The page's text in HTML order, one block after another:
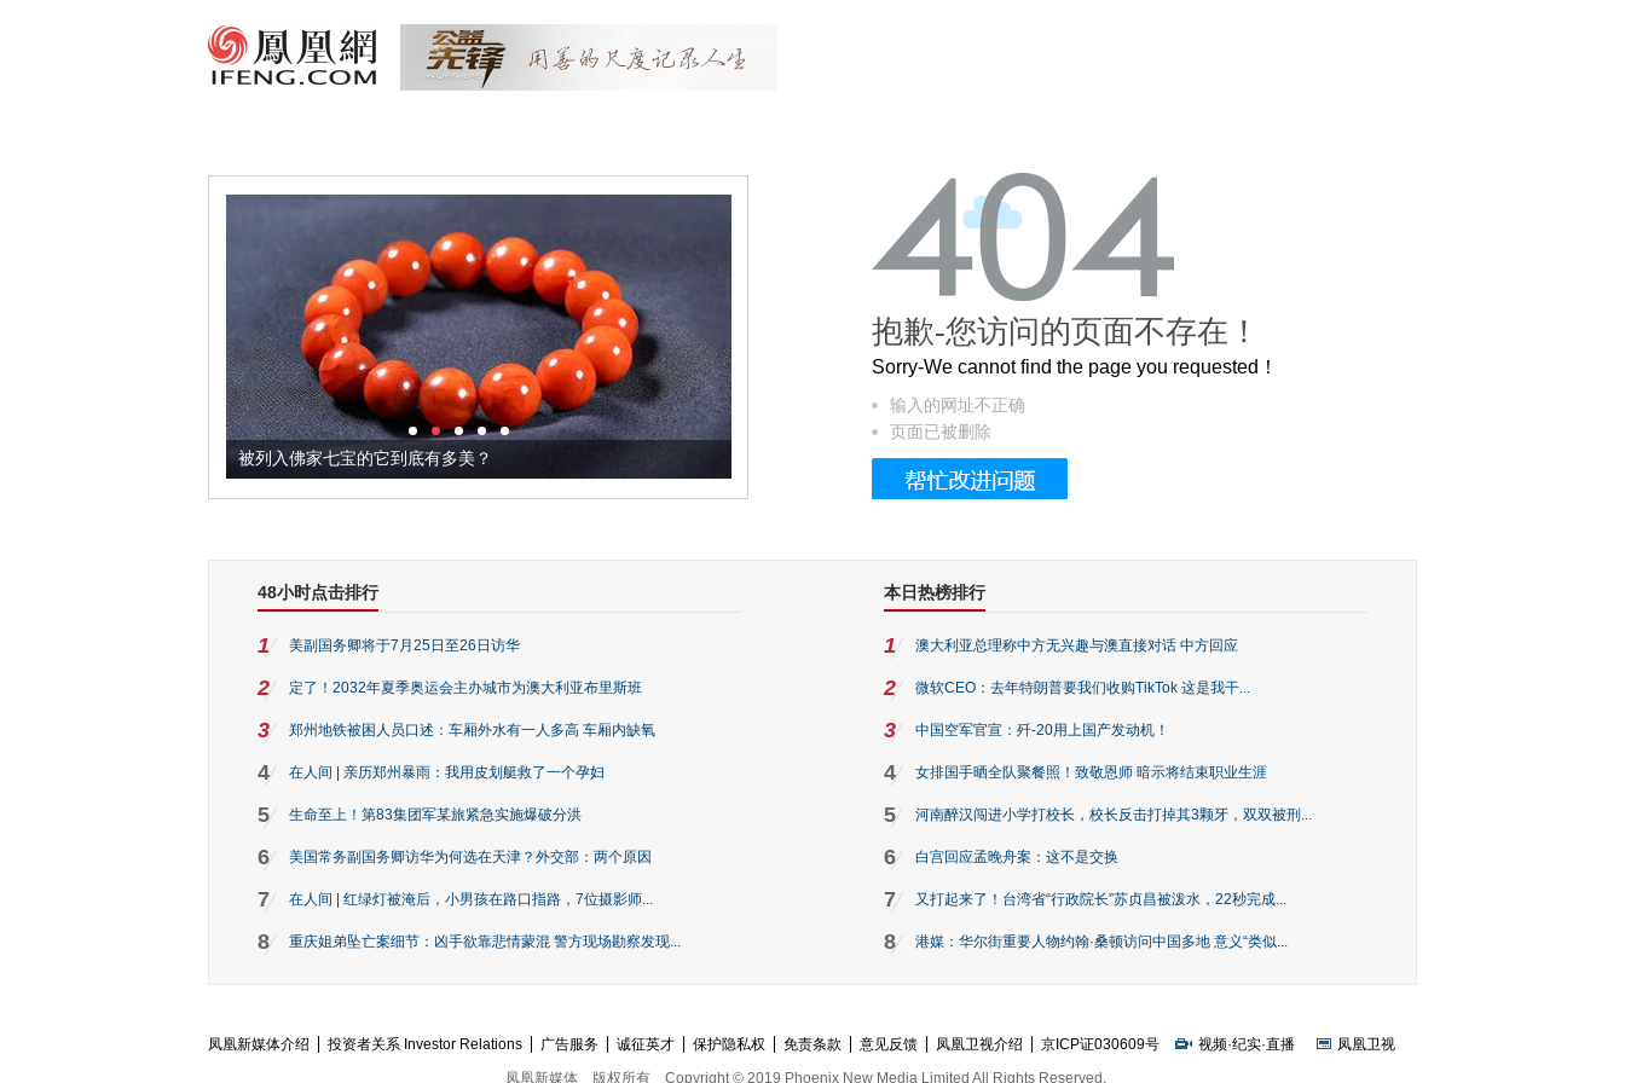
被列入佛家七宝的它到底有多美？ 这个3.2米的长卷，还原了600岁的紫禁城
抱歉-您访问的页面不存在！
Sorry-We cannot find the page you requested！
输入的网址不正确
页面已被删除
48小时点击排行
1 美副国务卿将于7月25日至26日访华
2 定了！2032年夏季奥运会主办城市为澳大利亚布里斯班
3 郑州地铁被困人员口述：车厢外水有一人多高 车厢内缺氧
4 在人间 | 亲历郑州暴雨：我用皮划艇救了一个孕妇
5 生命至上！第83集团军某旅紧急实施爆破分洪
6 美国常务副国务卿访华为何选在天津？外交部：两个原因
7 在人间 | 红绿灯被淹后，小男孩在路口指路，7位摄影师...
8 重庆姐弟坠亡案细节：凶手欲靠悲情蒙混 警方现场勘察发现...
本日热榜排行
1 澳大利亚总理称中方无兴趣与澳直接对话 中方回应
2 微软CEO：去年特朗普要我们收购TikTok 这是我干...
3 中国空军官宣：歼-20用上国产发动机！
4 女排国手晒全队聚餐照！致敬恩师 暗示将结束职业生涯
5 河南醉汉闯进小学打校长，校长反击打掉其3颗牙，双双被刑...
6 白宫回应孟晚舟案：这不是交换
7 又打起来了！台湾省“行政院长”苏贞昌被泼水，22秒完成...
8 港媒：华尔街重要人物约翰·桑顿访问中国多地 意义“类似...
凤凰新媒体介绍 投资者关系 Investor Relations 广告服务 诚征英才 保护隐私权 免责条款 意见反馈 凤凰卫视介绍 京ICP证030609号 视频·纪实·直播
凤凰卫视
凤凰新媒体
版权所有 Copyright © 2019 Phoenix New Media Limited All Rights Reserved.